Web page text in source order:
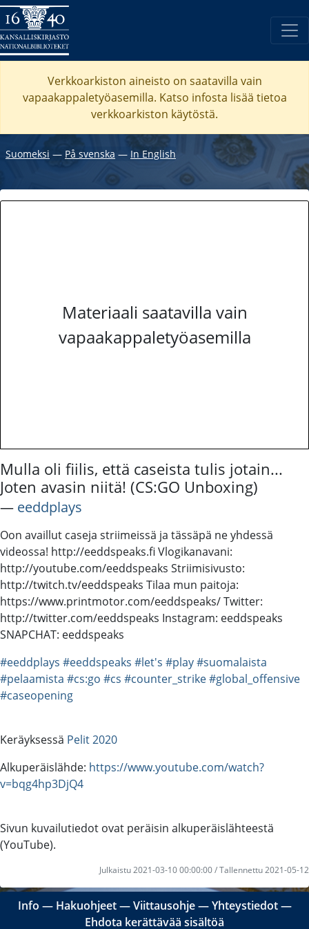
Verkkoarkiston aineisto on saatavilla vain
vapaakappaletyöasemilla. Katso infosta lisää tietoa
verkkoarkiston käytöstä.
Suomeksi ― På svenska ― In English
Materiaali saatavilla vain
vapaakappaletyöasemilla
Mulla oli fiilis, että caseista tulis jotain...
Joten avasin niitä! (CS:GO Unboxing)
― eeddplays
Oon availlut caseja striimeissä ja tässäpä ne yhdessä
videossa! http://eeddspeaks.fi Vlogikanavani:
http://youtube.com/eeddspeaks Striimisivusto:
http://twitch.tv/eeddspeaks Tilaa mun paitoja:
https://www.printmotor.com/eeddspeaks/ Twitter:
http://twitter.com/eeddspeaks Instagram: eeddspeaks
SNAPCHAT: eeddspeaks
#eeddplays #eeddspeaks #let's #play#suomalaista
#pelaamista #cs:go #cs #counter_strike#global_offensive
#caseopening
Keräyksessä Pelit 2020
Alkuperäislähde: https://www.youtube.com/watch?
v=bqg4hp3DjQ4
Sivun kuvailutiedot ovat peräisin alkuperäislähteestä
(YouTube).
Julkaistu 2021-03-10 00:00:00 / Tallennettu 2021-05-12
Info ― Hakuohjeet―Viittausohje―Yhteystiedot―
Ehdota kerättävää sisältöä